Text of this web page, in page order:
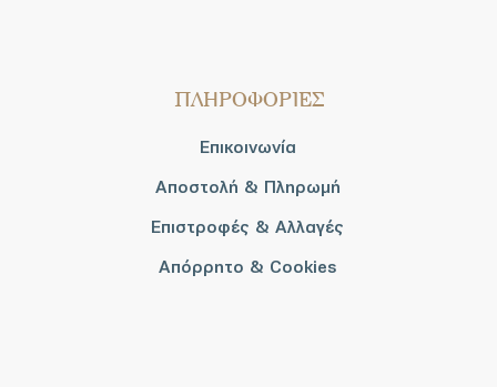
ΠΛΗΡΟΦΟΡΙΕΣ
Επικοινωνία
Αποστολή & Πληρωμή
Επιστροφές & Αλλαγές
Απόρρητο & Cookies